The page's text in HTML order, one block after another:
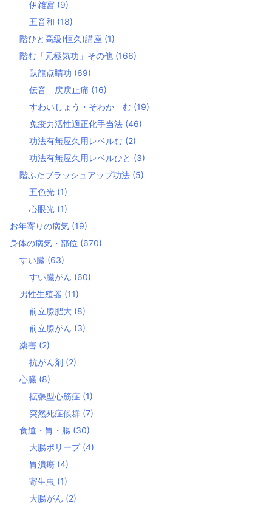
伊雑宮 (9)
五音和 (18)
階ひと高級(恒久)講座 (1)
階む「元極気功」その他 (166)
臥龍点睛功 (69)
伝音 戻戻止痛 (16)
すわいしょう・そわか む (19)
免疫力活性適正化手当法 (46)
功法有無屋久用レベルむ (2)
功法有無屋久用レベルひと (3)
階ふたブラッシュアップ功法 (5)
五色光 (1)
心眼光 (1)
お年寄りの病気 (19)
身体の病気・部位 (670)
すい臓 (63)
すい臓がん (60)
男性生殖器 (11)
前立腺肥大 (8)
前立腺がん (3)
薬害 (2)
抗がん剤 (2)
心臓 (8)
拡張型心筋症 (1)
突然死症候群 (7)
食道・胃・腸 (30)
大腸ポリープ (4)
胃潰瘍 (4)
寄生虫 (1)
大腸がん (2)